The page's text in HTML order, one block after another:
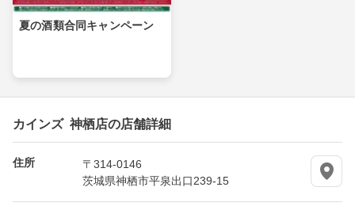
夏の酒類合同キャンペーン
カインズ 神栖店の店舗詳細
住所
〒314-0146
茨城県神栖市平泉出口239-15